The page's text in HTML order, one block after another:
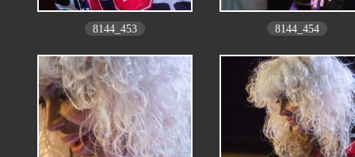
8144_453 8144_454